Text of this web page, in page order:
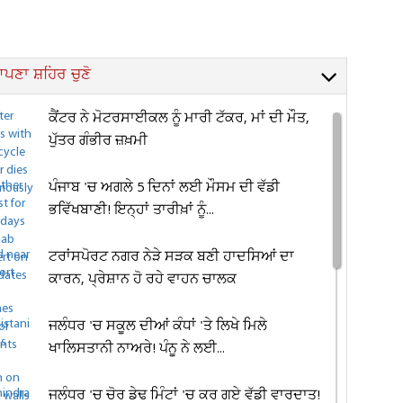
ਸ਼ਹਿਰ ਚੁਣੋ
ਕੈਂਟਰ ਨੇ ਮੋਟਰਸਾਈਕਲ ਨੂੰ ਮਾਰੀ ਟੱਕਰ, ਮਾਂ ਦੀ ਮੌਤ,
ਪੁੱਤਰ ਗੰਭੀਰ ਜ਼ਖ਼ਮੀ
ਪੰਜਾਬ 'ਚ ਅਗਲੇ 5 ਦਿਨਾਂ ਲਈ ਮੌਸਮ ਦੀ ਵੱਡੀ
ਭਵਿੱਖਬਾਣੀ! ਇਨ੍ਹਾਂ ਤਾਰੀਖ਼ਾਂ ਨੂੰ...
ਟਰਾਂਸਪੋਰਟ ਨਗਰ ਨੇੜੇ ਸੜਕ ਬਣੀ ਹਾਦਸਿਆਂ ਦਾ
ਕਾਰਨ, ਪ੍ਰੇਸ਼ਾਨ ਹੋ ਰਹੇ ਵਾਹਨ ਚਾਲਕ
ਜਲੰਧਰ 'ਚ ਸਕੂਲ ਦੀਆਂ ਕੰਧਾਂ 'ਤੇ ਲਿਖੇ ਮਿਲੇ
ਖਾਲਿਸਤਾਨੀ ਨਾਅਰੇ! ਪੰਨੂ ਨੇ ਲਈ...
ਜਲੰਧਰ 'ਚ ਚੋਰ ਡੇਢ ਮਿੰਟਾਂ 'ਚ ਕਰ ਗਏ ਵੱਡੀ ਵਾਰਦਾਤ!